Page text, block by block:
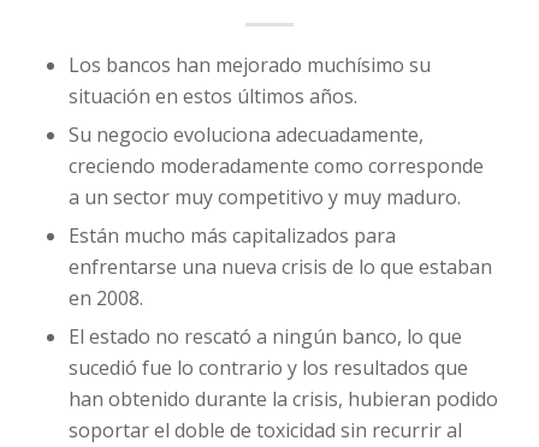
Los bancos han mejorado muchísimo su
situación en estos últimos años.
Su negocio evoluciona adecuadamente,
creciendo moderadamente como corresponde
a un sector muy competitivo y muy maduro.
Están mucho más capitalizados para
enfrentarse una nueva crisis de lo que estaban
en 2008.
El estado no rescató a ningún banco, lo que
sucedió fue lo contrario y los resultados que
han obtenido durante la crisis, hubieran podido
soportar el doble de toxicidad sin recurrir al